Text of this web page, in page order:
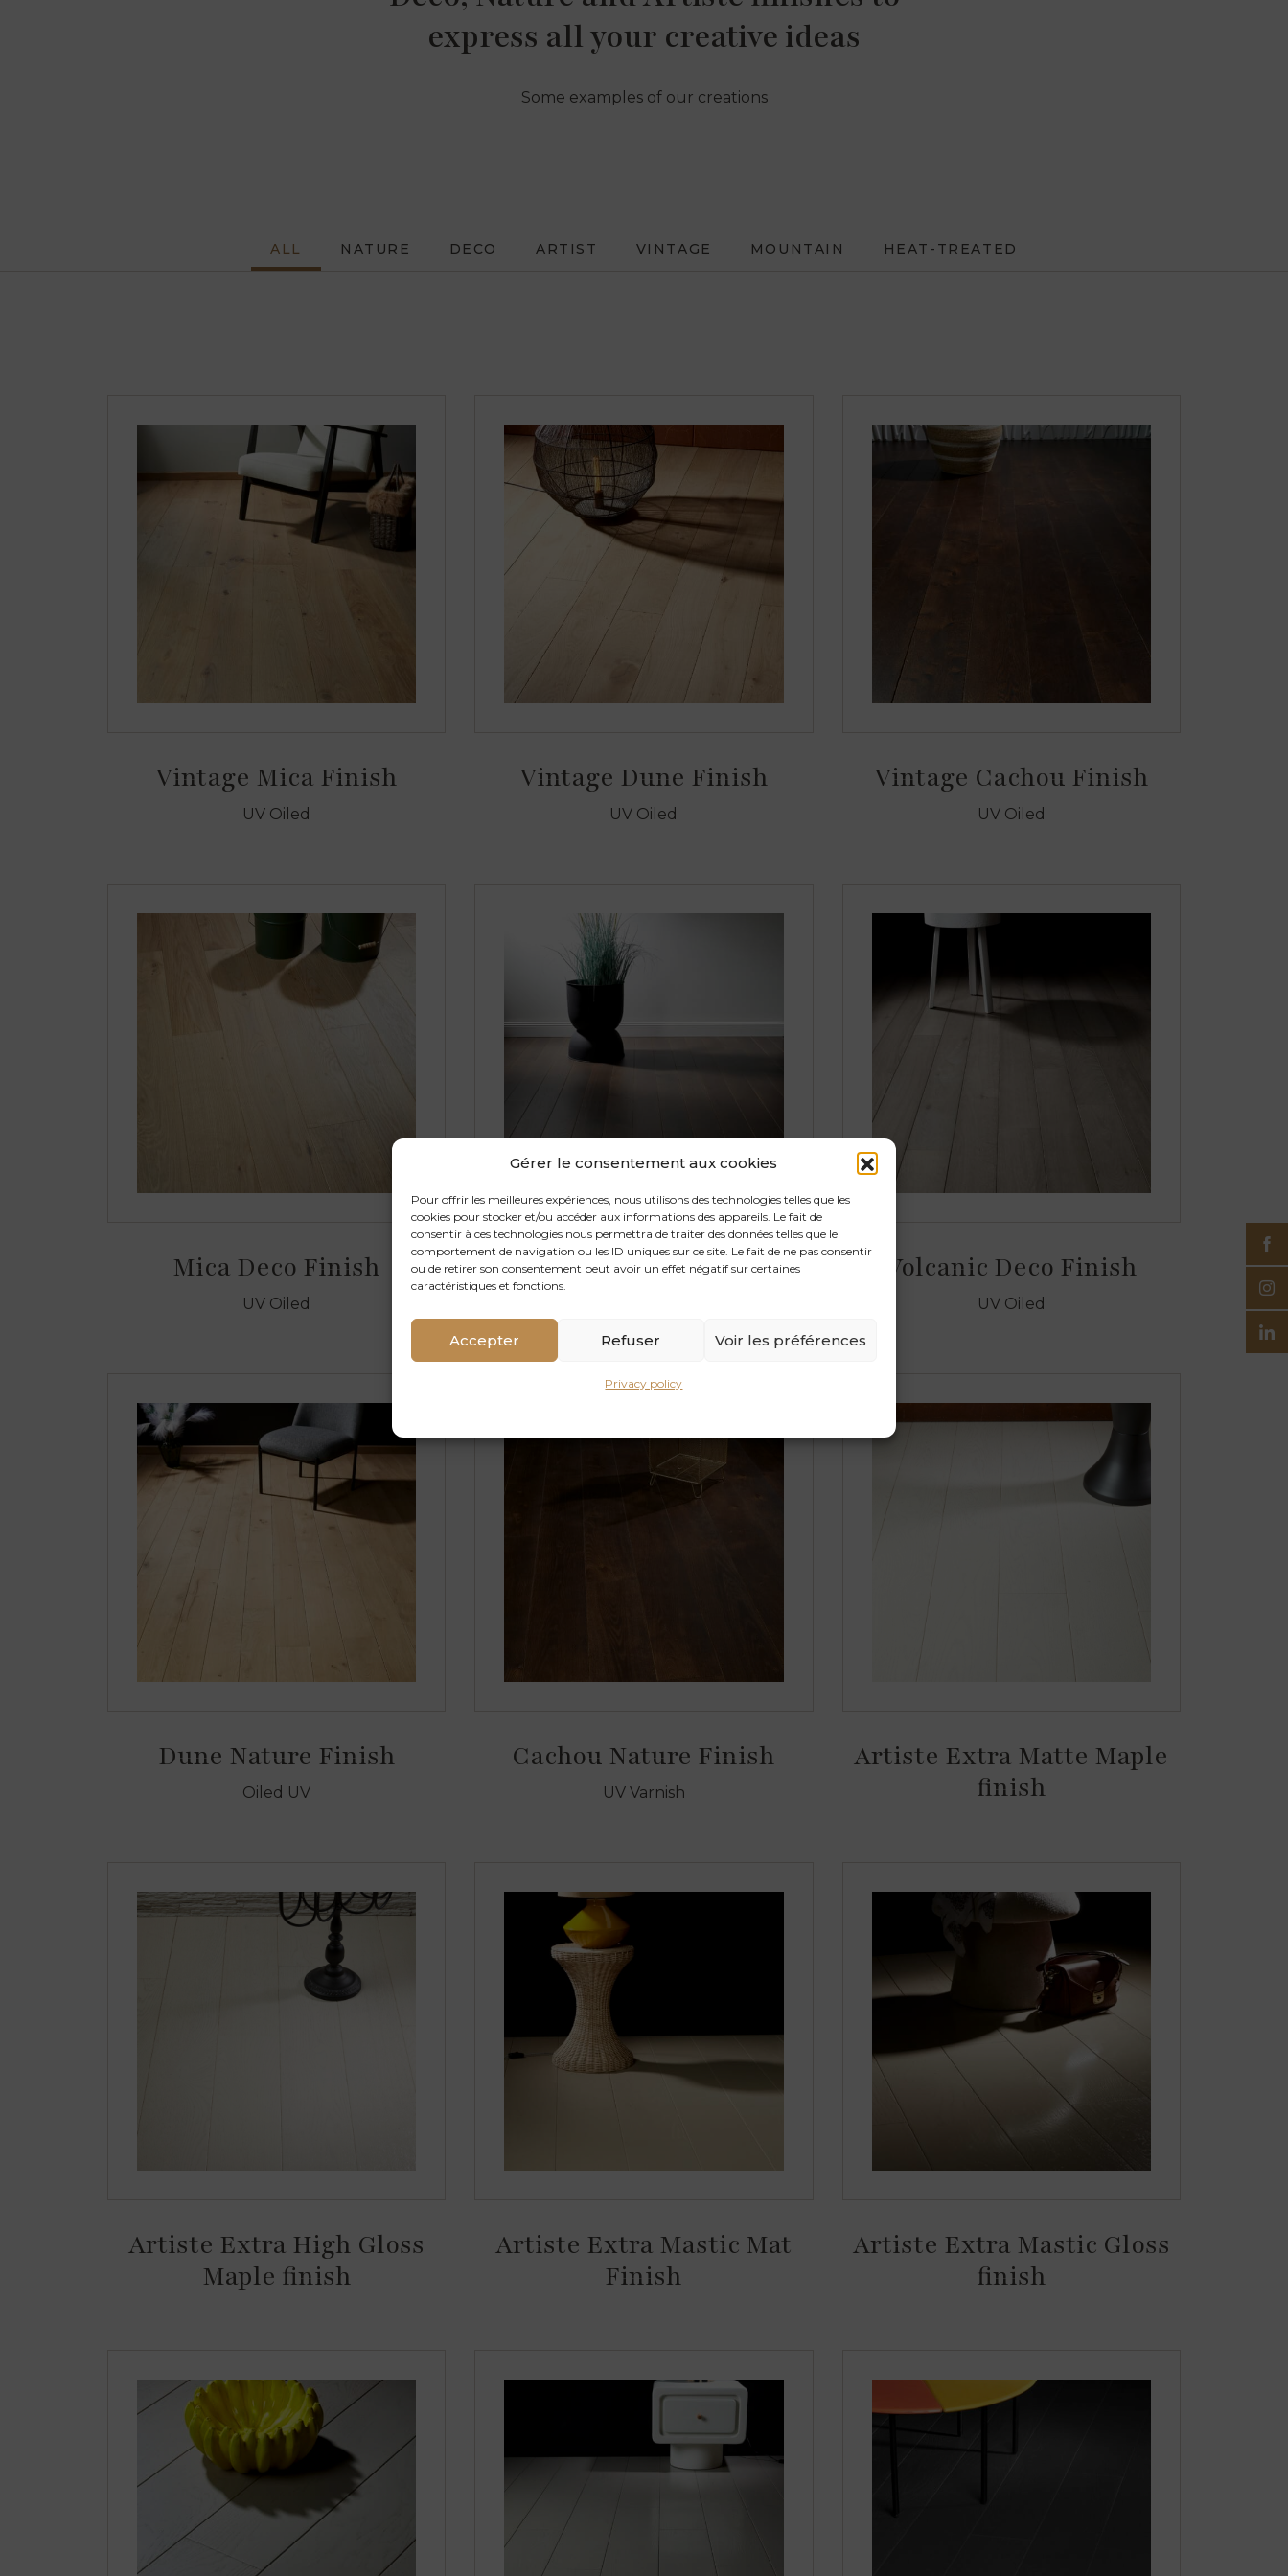
Gérer le consentement aux cookies
Pour offrir les meilleures expériences, nous utilisons des technologies telles que les
cookies pour stocker et/ou accéder aux informations des appareils. Le fait de
consentir à ces technologies nous permettra de traiter des données telles que le
comportement de navigation ou les ID uniques sur ce site. Le fait de ne pas consentir
ou de retirer son consentement peut avoir un effet négatif sur certaines
caractéristiques et fonctions.
Accepter Refuser Voir les préférences
Privacy policy
express all your creative ideas
Some examples of our creations
ALL NATURE DECO ARTIST VINTAGE MOUNTAIN HEAT-TREATED
Vintage Mica Finish
UV Oiled
Vintage Dune Finish
UV Oiled
Vintage Cachou Finish
UV Oiled
Mica Deco Finish
UV Oiled
Johana Finish Volcanic Deco Finish
UV Oiled
Dune Nature Finish
Oiled UV
Cachou Nature Finish
UV Varnish
Artiste Extra Matte Maple
finish
Artiste Extra High Gloss
Maple finish
Artiste Extra Mastic Mat
Finish
Artiste Extra Mastic Gloss
finish